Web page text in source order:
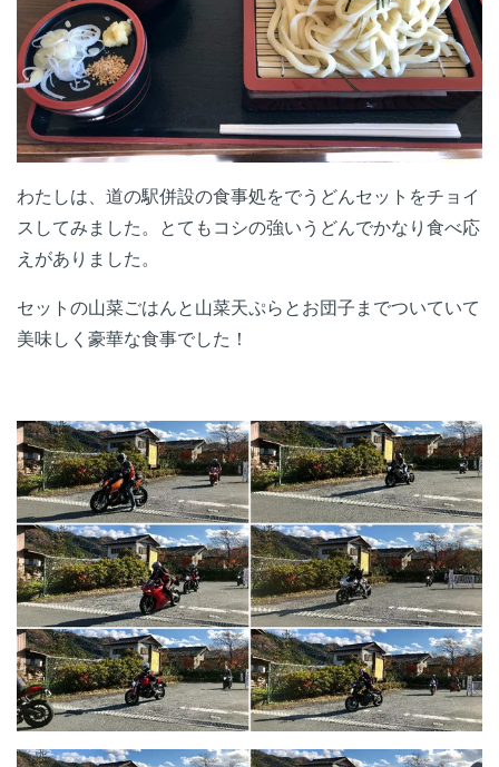
わたしは、道の駅併設の食事処をでうどんセットをチョイ
スしてみました。とてもコシの強いうどんでかなり食べ応
えがありました。
セットの山菜ごはんと山菜天ぷらとお団子までついていて
美味しく豪華な食事でした！